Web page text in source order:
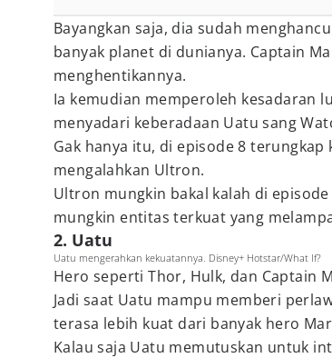
Bayangkan saja, dia sudah
banyak planet di dunianya. Captain
menghentikannya.
Ia kemudian memperoleh kesadaran
menyadari keberadaan Uatu sang
Gak hanya itu, di episode 8 terungkap
mengalahkan Ultron.
Ultron mungkin bakal kalah di
mungkin entitas terkuat yang
2. Uatu
Uatu mengerahkan kekuatannya. Disney+ Hotstar/What If?
Hero seperti Thor, Hulk, dan Captain
Jadi saat Uatu mampu memberi
terasa lebih kuat dari banyak hero
Kalau saja Uatu memutuskan untuk